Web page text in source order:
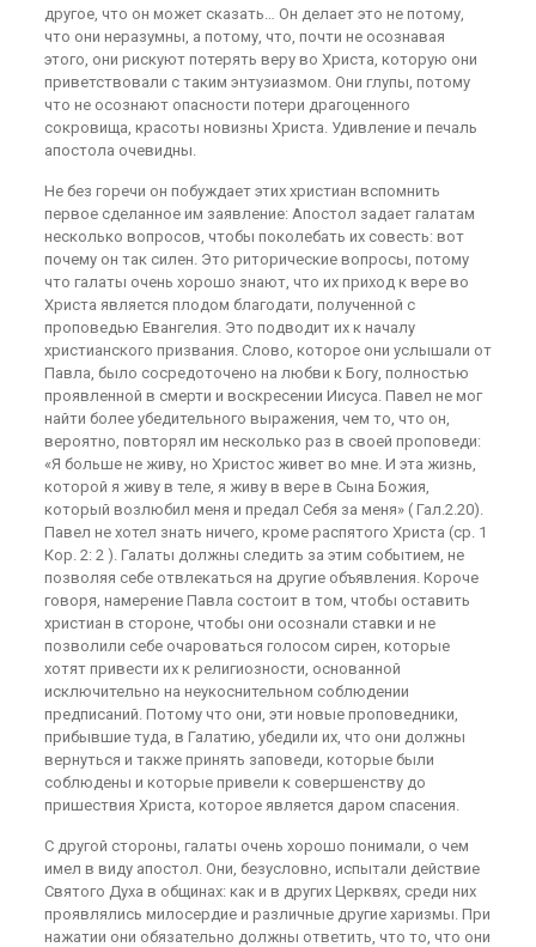
другое, что он может сказать… Он делает это не потому,
что они неразумны, а потому, что, почти не осознавая
этого, они рискуют потерять веру во Христа, которую они
приветствовали с таким энтузиазмом. Они глупы, потому
что не осознают опасности потери драгоценного
сокровища, красоты новизны Христа. Удивление и печаль
апостола очевидны.
Не без горечи он побуждает этих христиан вспомнить
первое сделанное им заявление: Апостол задает галатам
несколько вопросов, чтобы поколебать их совесть: вот
почему он так силен. Это риторические вопросы, потому
что галаты очень хорошо знают, что их приход к вере во
Христа является плодом благодати, полученной с
проповедью Евангелия. Это подводит их к началу
христианского призвания. Слово, которое они услышали от
Павла, было сосредоточено на любви к Богу, полностью
проявленной в смерти и воскресении Иисуса. Павел не мог
найти более убедительного выражения, чем то, что он,
вероятно, повторял им несколько раз в своей проповеди:
«Я больше не живу, но Христос живет во мне. И эта жизнь,
которой я живу в теле, я живу в вере в Сына Божия,
который возлюбил меня и предал Себя за меня» ( Гал.2.20).
Павел не хотел знать ничего, кроме распятого Христа (ср. 1
Кор. 2: 2 ). Галаты должны следить за этим событием, не
позволяя себе отвлекаться на другие объявления. Короче
говоря, намерение Павла состоит в том, чтобы оставить
христиан в стороне, чтобы они осознали ставки и не
позволили себе очароваться голосом сирен, которые
хотят привести их к религиозности, основанной
исключительно на неукоснительном соблюдении
предписаний. Потому что они, эти новые проповедники,
прибывшие туда, в Галатию, убедили их, что они должны
вернуться и также принять заповеди, которые были
соблюдены и которые привели к совершенству до
пришествия Христа, которое является даром спасения.
С другой стороны, галаты очень хорошо понимали, о чем
имел в виду апостол. Они, безусловно, испытали действие
Святого Духа в общинах: как и в других Церквях, среди них
проявлялись милосердие и различные другие харизмы. При
нажатии они обязательно должны ответить, что то, что они